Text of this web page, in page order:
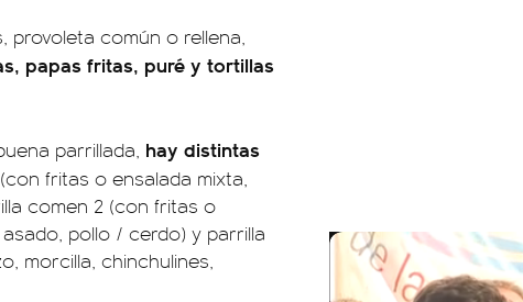
provoleta común o rellena,
papas fritas, puré y tortillas
parrillada, hay distintas
fritas o ensalada mixta,
comen 2 (con fritas o
pollo / cerdo) y parrilla
morcilla, chinchulines,